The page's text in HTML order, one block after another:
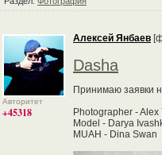
Авторитет
+45318
Алексей Янбаев
Dasha
Принимаю заявки
Photographer - Alex
Model - Darya
MUAH - Dina Swan